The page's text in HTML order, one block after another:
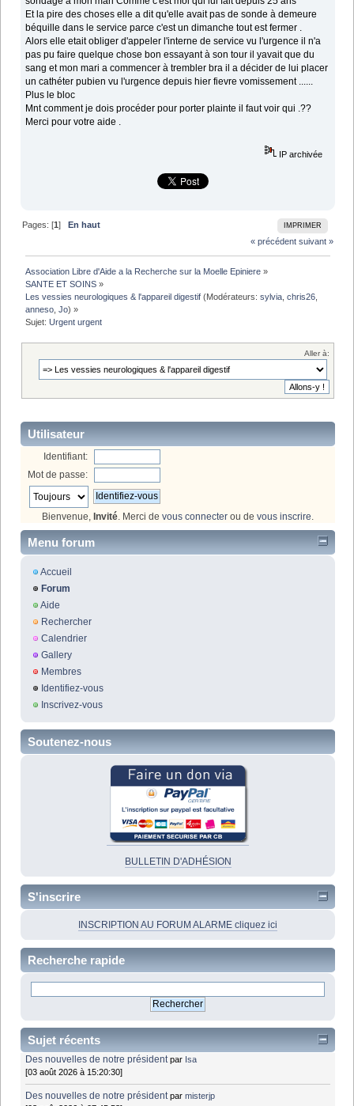
Et la pire des choses elle a dit qu'elle avait pas de sonde à demeure
béquille dans le service parce c'est un dimanche tout est fermer .
Alors elle etait obliger d'appeler l'interne de service vu l'urgence il n'a
pas pu faire quelque chose bon essayant à son tour il yavait que du
sang et mon mari a commencer à trembler bra il a décider de lui placer
un cathéter pubien vu l'urgence depuis hier fievre vomissement ......
Plus le bloc
Mnt comment je dois procéder pour porter plainte il faut voir qui .??
Merci pour votre aide .
IP archivée
IMPRIMER
Pages: [1]En haut
« précédent suivant »
Association Libre d'Aide a la Recherche sur la Moelle Epiniere »
SANTE ET SOINS »
Les vessies neurologiques & l'appareil digestif (Modérateurs:sylvia ,chris26
anneso ,Jo) »
Sujet:Urgent urgent
Aller à:
Utilisateur
Identifiant:
Mot de passe:
Bienvenue, Invité. Merci de vous connecter ou de vous inscrire.
Menu forum
Accueil
Forum
Aide
Rechercher
Calendrier
Gallery
Membres
Identifiez-vous
Inscrivez-vous
Soutenez-nous
BULLETIN D'ADHÉSION
S'inscrire
INSCRIPTION AU FORUM ALARME cliquez ici
Recherche rapide
Sujet récents
Des nouvelles de notre président par Isa
[03 août 2026 à 15:20:30]
Des nouvelles de notre président parmisterjp